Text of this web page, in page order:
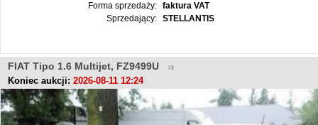
Forma sprzedaży:
faktura VAT
Sprzedający:
STELLANTIS
FIAT Tipo 1.6 Multijet, FZ9499U
Koniec aukcji: 2026-08-11 12:24